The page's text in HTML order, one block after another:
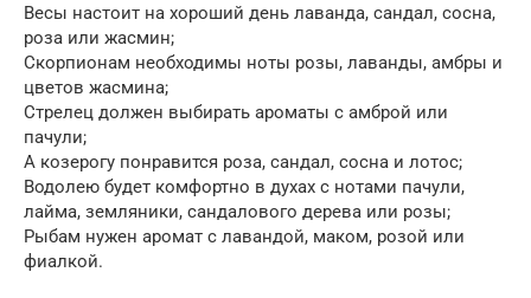
Весы настоит на хороший день лаванда, сандал, сосна,
роза или жасмин;
Скорпионам необходимы ноты розы, лаванды, амбры и
цветов жасмина;
Стрелец должен выбирать ароматы с амброй или
пачули;
А козерогу понравится роза, сандал, сосна и лотос;
Водолею будет комфортно в духах с нотами пачули,
лайма, земляники, сандалового дерева или розы;
Рыбам нужен аромат с лавандой, маком, розой или
фиалкой.